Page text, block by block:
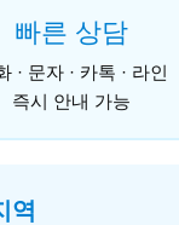
빠른 상담
· 문자 · 카톡 · 라인
즉시 안내 가능
역